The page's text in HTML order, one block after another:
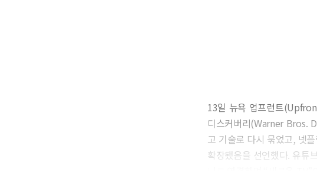
13일 뉴욕 업프런트
디스커버리(Warner Bros.
고 기술로 다시 묶었고, 넷
확장됐음을 선언했다. 유튜